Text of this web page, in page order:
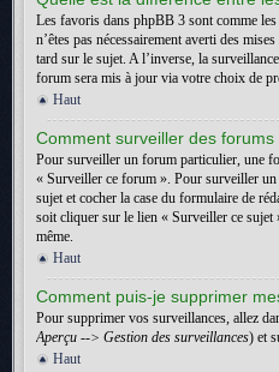
Les favoris dans phpBB 3 sont comme
n’êtes pas nécessairement averti des
tard sur le sujet. A l’inverse, la
forum sera mis à jour via votre choix de
Haut
Comment surveiller des
Pour surveiller un forum particulier, une
« Surveiller ce forum ». Pour surveiller
sujet et cocher la case du formulaire de
soit cliquer sur le lien « Surveiller ce
même.
Haut
Comment puis-je supprimer
Pour supprimer vos surveillances, allez
Aperçu --> Gestion des surveillances) et
Haut